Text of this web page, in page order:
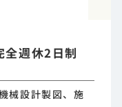
週休2日制
械設計製図、施